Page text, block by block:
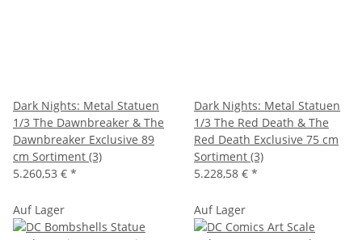
Dark Nights: Metal Statuen
1/3 The Dawnbreaker & The
Dawnbreaker Exclusive 89
cm Sortiment (3)
5.260,53 € *
Dark Nights: Metal Statuen
1/3 The Red Death & The
Red Death Exclusive 75 cm
Sortiment (3)
5.228,58 € *
Auf Lager Auf Lager